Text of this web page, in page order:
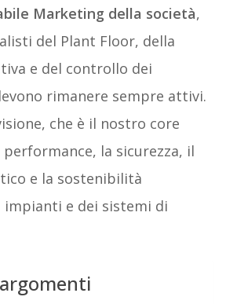
Marketing della società,
del Plant Floor, della
e del controllo dei
rimanere sempre attivi.
che è il nostro core
performance, la sicurezza, il
e la sostenibilità
e dei sistemi di